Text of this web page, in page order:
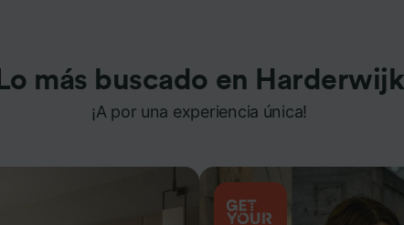
Lo más buscado en Harderwijk
¡A por una experiencia única!